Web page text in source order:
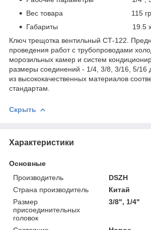
Вес товара 115 гр.
Габариты 19.5 x 8
Ключ трещотка вентильный СТ-122.
проведения работ с трубопроводами
морозильных камер и систем
размеры соединений - 1/4, 3/8, 3/16, 5/16
из высококачественных материалов
стандартам.
Скрыть
Характеристики
Основные
Производитель
DSZH
Страна производитель
Китай
Размер
присоединительных
головок
3/8", 1/4"